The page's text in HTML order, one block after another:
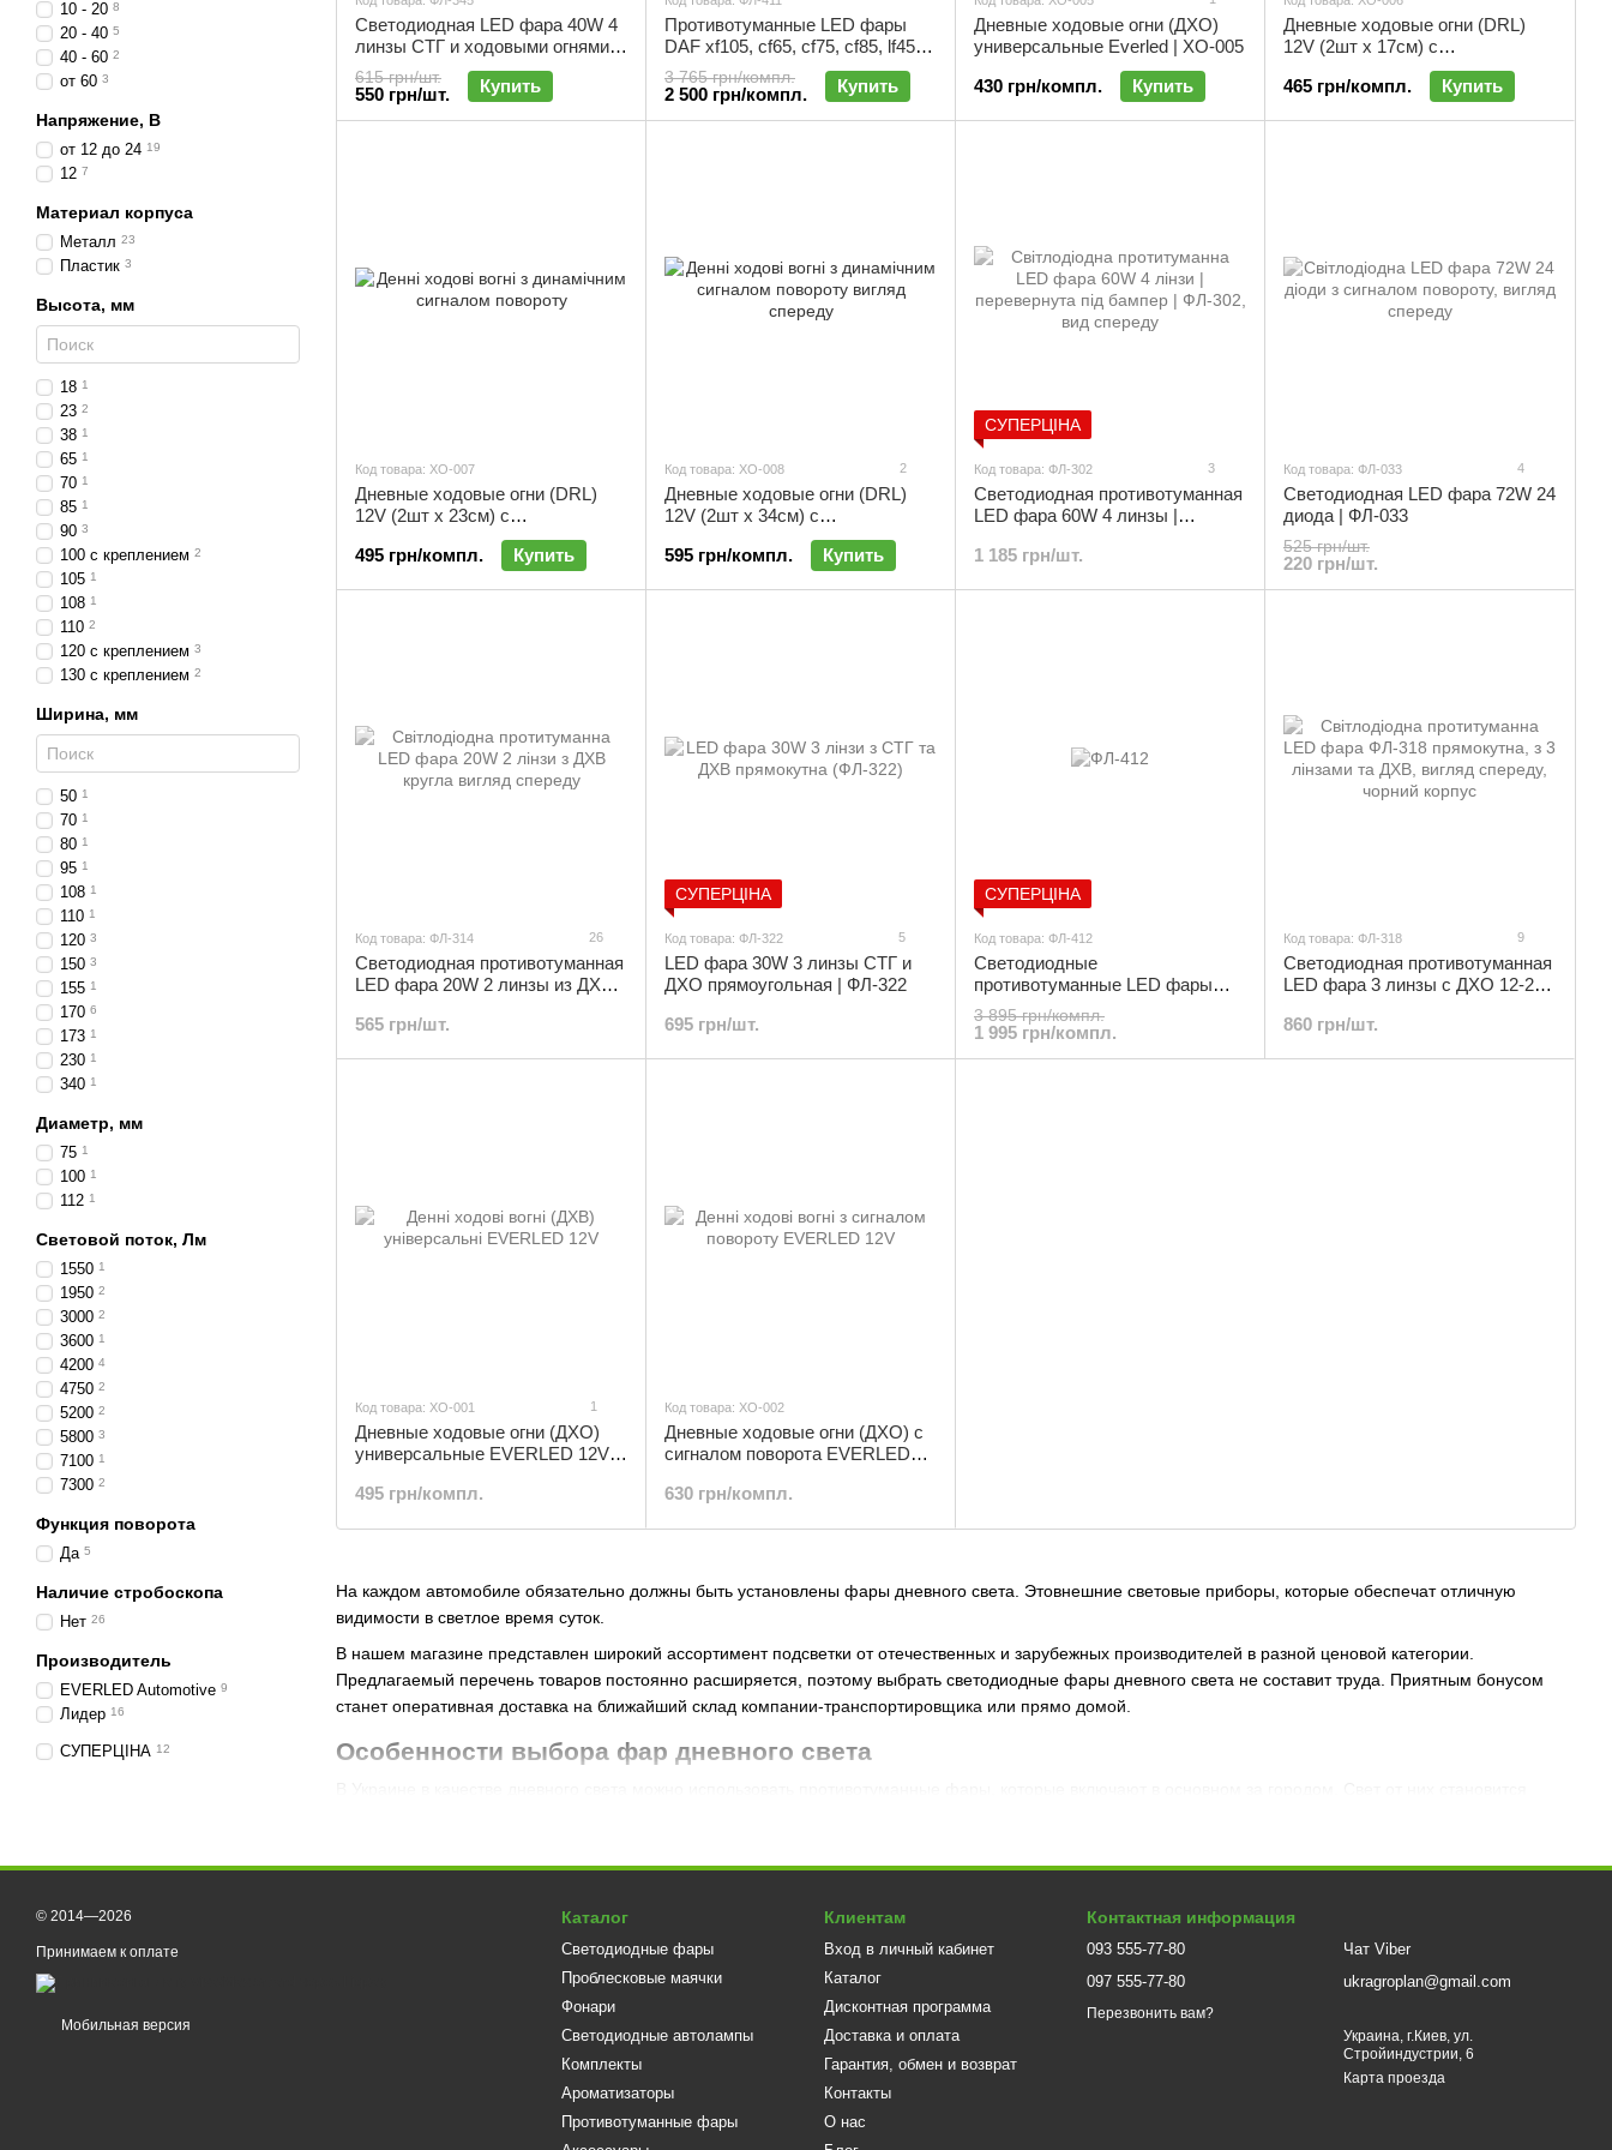
На каждом автомобиле обязательно должны быть установлены фары дневного света. Этовнешние световые приборы, которые обеспечат отличную
видимости в светлое время суток.
В нашем магазине представлен широкий ассортимент подсветки от отечественных и зарубежных производителей в разной ценовой категории.
Предлагаемый перечень товаров постоянно расширяется, поэтому выбрать светодиодные фары дневного света не составит труда. Приятным бонусом
станет оперативная доставка на ближайший склад компании-транспортировщика или прямо домой.
Особенности выбора фар дневного света
количество светодиодов, которые должны обеспечить яркий и мощный свет;
ударопрочность корпуса и защита от попадания влаги;
способ монтажа дневного света;
Сейчас на рынке можно встретить трехугольные, изогнутые, круглые и классические модели. Обычно светодиодные дхо фары включают несколько блоков
с диодами. Также все фары делятся на универсальные (подойдут практически для каждой модели) и штатные (под конкретную марку авто).
Светодиодная LED фара 40W 4
линзы СТГ и ходовыми огнями |
ФЛ-345
615 грн/шт.
550 грн/шт. Купить
Противотуманные LED фары
DAF xf105, cf65, cf75, cf85, lf45,
lf55 (100мм) с ДХО (2шт) |
ФЛ-411
3 765 грн/компл.
2 500 грн/компл. Купить
Дневные ходовые огни (ДХО)
универсальные Everled | ХО-005
430 грн/компл.
Купить
Дневные ходовые огни (DRL)
12V (2шт х 17см) с
динамическим сигналом
поворота | ХО-006
465 грн/компл. Купить
Код товара: ХО-007
Дневные ходовые огни (DRL)
12V (2шт х 23см) с
динамическим сигналом
поворота | ХО-007
495 грн/компл. Купить
Код товара: ХО-008 2
Дневные ходовые огни (DRL)
12V (2шт х 34см) с
динамическим сигналом
поворота | ХО-008
595 грн/компл. Купить
СУПЕРЦІНА
Код товара: ФЛ-302 3
Светодиодная противотуманная
LED фара 60W 4 линзы |
ФЛ-302
1 185 грн/шт.
Код товара: ФЛ-033 4
Светодиодная LED фара 72W 24
диода | ФЛ-033
525 грн/шт.
220 грн/шт.
Код товара: ФЛ-314 26
Светодиодная противотуманная
LED фара 20W 2 линзы из ДХО
565 грн/шт.
СУПЕРЦІНА
Код товара: ФЛ-322 5
LED фара 30W 3 линзы СТГ и
ДХО прямоугольная | ФЛ-322
695 грн/шт.
СУПЕРЦІНА
Код товара: ФЛ-412
Светодиодные
противотуманные LED фары
Chevrolet Lacetti хэтчбек 12V
(комплект 2шт) | ФЛ-412
3 895 грн/компл.
1 995 грн/компл.
Код товара: ФЛ-318 9
Светодиодная противотуманная
LED фара 3 линзы с ДХО 12-24V
860 грн/шт.
Код товара: ХО-001 1
Дневные ходовые огни (ДХО)
универсальные EVERLED 12V |
495 грн/компл.
Код товара: ХО-002
Дневные ходовые огни (ДХО) с
сигналом поворота EVERLED
630 грн/компл.
10 - 20 8
20 - 40 5
40 - 60 2
от 60 3
Напряжение, В
от 12 до 24 19
12 7
Материал корпуса
Металл 23
Пластик 3
Высота, мм
18 1
23 2
38 1
65 1
70 1
85 1
90 3
100 с креплением 2
105 1
108 1
110 2
120 с креплением 3
130 с креплением 2
Ширина, мм
50 1
70 1
80 1
95 1
108 1
110 1
120 3
150 3
155 1
170 6
173 1
230 1
340 1
Диаметр, мм
75 1
100 1
112 1
Световой поток, Лм
1550 1
1950 2
3000 2
3600 1
4200 4
4750 2
5200 2
5800 3
7100 1
7300 2
Функция поворота
Да 5
Наличие стробоскопа
Нет 26
Производитель
EVERLED Automotive 9
Лидер 16
СУПЕРЦІНА 12
© 2014—2026
Принимаем к оплате
Мобильная версия
Каталог
Светодиодные фары
Проблесковые маячки
Фонари
Светодиодные автолампы
Комплекты
Ароматизаторы
Противотуманные фары
Клиентам
Вход в личный кабинет
Каталог
Дисконтная программа
Доставка и оплата
Гарантия, обмен и возврат
Контакты
О нас
Контактная информация
093 555-77-80
097 555-77-80
Перезвонить вам?
Чат Viber
ukragroplan@gmail.com
Украина, г.Киев, ул.
Стройиндустрии, 6
Карта проезда